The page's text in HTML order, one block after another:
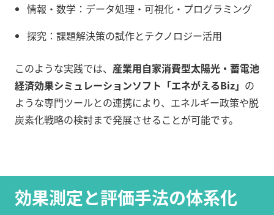
情報・数学：データ処理・可視化・プログラミング
探究：課題解決策の試作とテクノロジー活用
このような実践では、 産業用自家消費型太陽光・蓄電池
経済効果シミュレーションソフト「エネがえるBiz」 の
ような専門ツールとの連携により、エネルギー政策や脱
炭素化戦略の検討まで発展させることが可能です。
効果測定と評価手法の体系化